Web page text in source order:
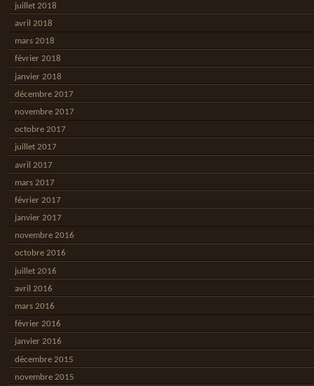
juillet 2018
avril 2018
mars 2018
février 2018
janvier 2018
décembre 2017
novembre 2017
octobre 2017
juillet 2017
avril 2017
mars 2017
février 2017
janvier 2017
novembre 2016
octobre 2016
juillet 2016
avril 2016
mars 2016
février 2016
janvier 2016
décembre 2015
novembre 2015